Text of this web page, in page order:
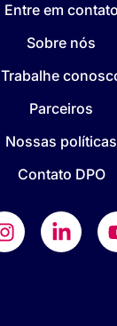
Entre em contato
Sobre nós
Trabalhe
Parceiros
Nossas políticas
Contato DPO